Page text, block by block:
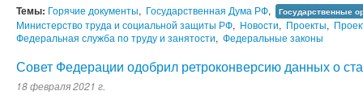
Темы: Горячие документы, Государственная Дума РФ, Государственные
Министерство труда и социальной защиты РФ, Новости, Проекты,
Федеральная служба по труду и занятости, Федеральные законы
Совет Федерации одобрил ретроконверсию данных о
18 февраля 2021 г.